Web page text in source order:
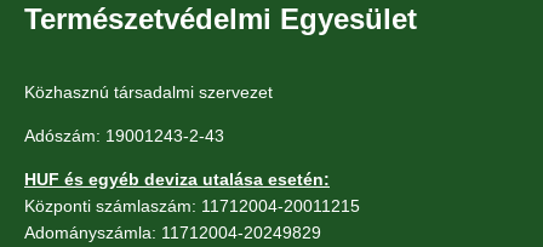
Természetvédelmi Egyesület
Közhasznú társadalmi szervezet
Adószám: 19001243-2-43
HUF és egyéb deviza utalása esetén:
Központi számlaszám: 11712004-20011215
Adományszámla: 11712004-20249829